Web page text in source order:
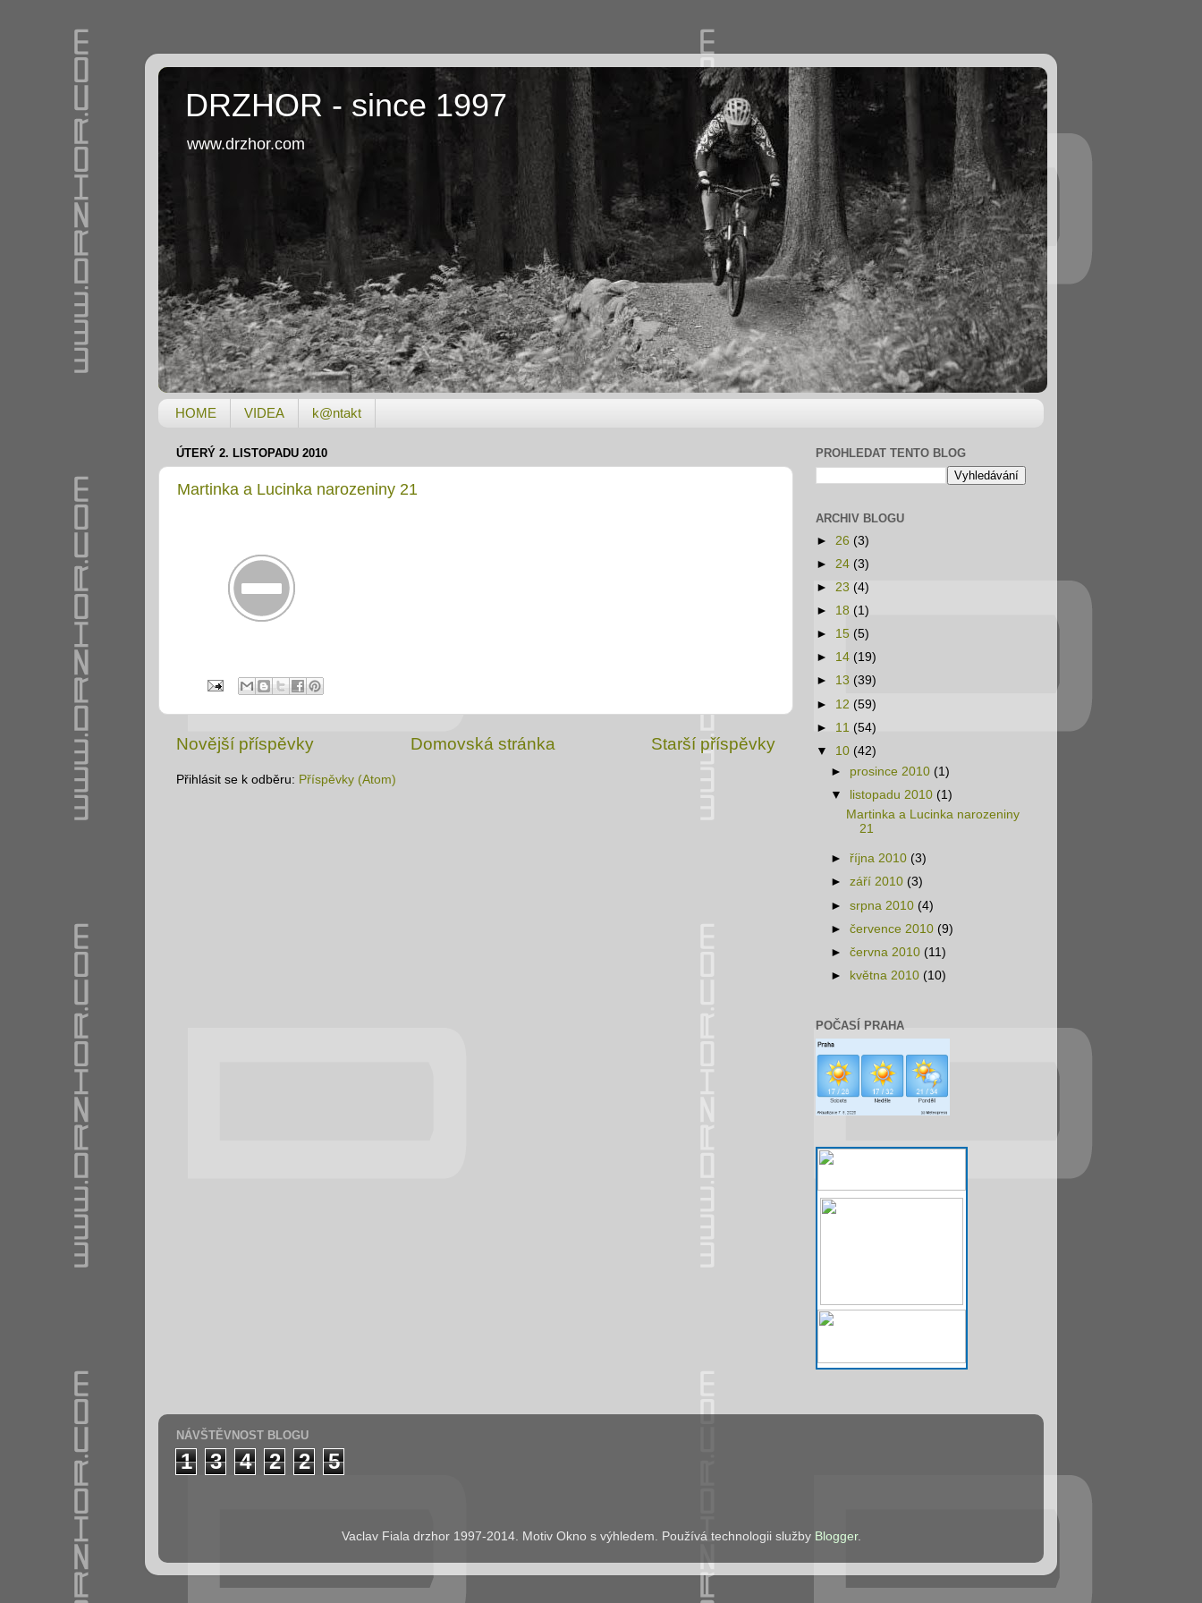
DRZHOR - since 1997
www.drzhor.com
HOME VIDEA k@ntakt
ÚTERÝ 2. LISTOPADU 2010
Martinka a Lucinka narozeniny 21
Novější příspěvky Starší příspěvky
Domovská stránka
Přihlásit se k odběru: Příspěvky (Atom)
PROHLEDAT TENTO BLOG
ARCHIV BLOGU
► 26 (3)
► 24 (3)
► 23 (4)
► 18 (1)
► 15 (5)
► 14 (19)
► 13 (39)
► 12 (59)
► 11 (54)
▼ 10 (42)
► prosince 2010 (1)
▼ listopadu 2010 (1)
Martinka a Lucinka narozeniny
21
►října 2010 (3)
►září 2010 (3)
►srpna 2010 (4)
►července 2010 (9)
►června 2010 (11)
►
května 2010 (10)
POČASÍ PRAHA
NÁVŠTĚVNOST BLOGU
1 3 4 2 2 5
Vaclav Fiala drzhor 1997-2014. Motiv Okno s výhledem. Používá technologii služby Blogger.